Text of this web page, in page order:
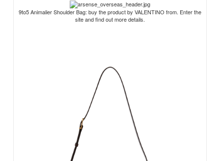
9to5 Animalier Shoulder Bag: buy the product by VALENTINO from. Enter the
site and find out more details.